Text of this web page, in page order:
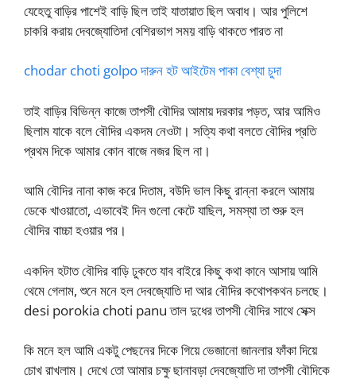
যেহেতু বাড়ির পাশেই বাড়ি ছিল তাই যাতায়াত ছিল অবাধ। আর পুলিশে
চাকরি করায় দেবজ্যোতিদা বেশিরভাগ সময় বাড়ি থাকতে পারত না
chodar choti golpo দারুন হট আইটেম পাকা বেশ্যা চুদা
তাই বাড়ির বিভিন্ন কাজে তাপসী বৌদির আমায় দরকার পড়ত, আর আমিও
ছিলাম যাকে বলে বৌদির একদম নেওটা। সত্যি কথা বলতে বৌদির প্রতি
প্রথম দিকে আমার কোন বাজে নজর ছিল না।
আমি বৌদির নানা কাজ করে দিতাম, বউদি ভাল কিছু রান্না করলে আমায়
ডেকে খাওয়াতো, এভাবেই দিন গুলো কেটে যাছিল, সমস্যা তা শুরু হল
বৌদির বাচ্চা হওয়ার পর।
একদিন হটাত বৌদির বাড়ি ঢুকতে যাব বাইরে কিছু কথা কানে আসায় আমি
থেমে গেলাম, শুনে মনে হল দেবজ্যোতি দা আর বৌদির কথোপকথন চলছে।
desi porokia choti panu তাল দুধের তাপসী বৌদির সাথে সেক্স
কি মনে হল আমি একটু পেছনের দিকে গিয়ে ভেজানো জানলার ফাঁকা দিয়ে
চোখ রাখলাম। দেখে তো আমার চক্ষু ছানাবড়া দেবজ্যোতি দা তাপসী বৌদিকে